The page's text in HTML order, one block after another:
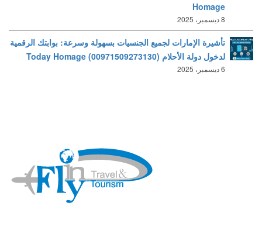
Homage
8 ديسمبر، 2025
تأشيرة الإمارات لجميع الجنسيات بسهولة وسرعة: بوابتك الرقمية
لدخول دولة الأحلام (00971509273130) Today Homage
6 ديسمبر، 2025